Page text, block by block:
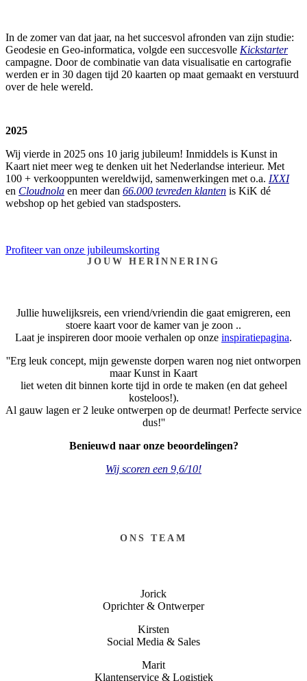
In de zomer van dat jaar, na het succesvol afronden van zijn studie:
Geodesie en Geo-informatica, volgde een succesvolle Kickstarter
campagne. Door de combinatie van data visualisatie en cartografie
werden er in 30 dagen tijd 20 kaarten op maat gemaakt en verstuurd
over de hele wereld.
2025
Wij vierde in 2025 ons 10 jarig jubileum! Inmiddels is Kunst in
Kaart niet meer weg te denken uit het Nederlandse interieur. Met
100 + verkooppunten wereldwijd, samenwerkingen met o.a. IXXI
en Cloudnola en meer dan 66.000 tevreden klanten is KiK dé
webshop op het gebied van stadsposters.
Profiteer van onze jubileumskorting
JOUW HERINNERING
Jullie huwelijksreis, een vriend/vriendin die gaat emigreren, een
stoere kaart voor de kamer van je zoon ..
Laat je inspireren door mooie verhalen op onze inspiratiepagina.
''Erg leuk concept, mijn gewenste dorpen waren nog niet ontworpen
maar Kunst in Kaart
liet weten dit binnen korte tijd in orde te maken (en dat geheel
kosteloos!).
Al gauw lagen er 2 leuke ontwerpen op de deurmat! Perfecte service
dus!''
Benieuwd naar onze beoordelingen?
Wij scoren een 9,6/10!
ONS TEAM
Jorick
Oprichter & Ontwerper
Kirsten
Social Media & Sales
Marit
Klantenservice & Logistiek